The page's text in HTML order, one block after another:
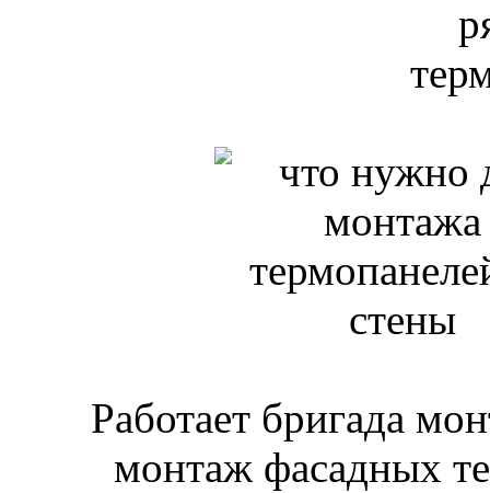
Работает бригада
монтаж фасадных